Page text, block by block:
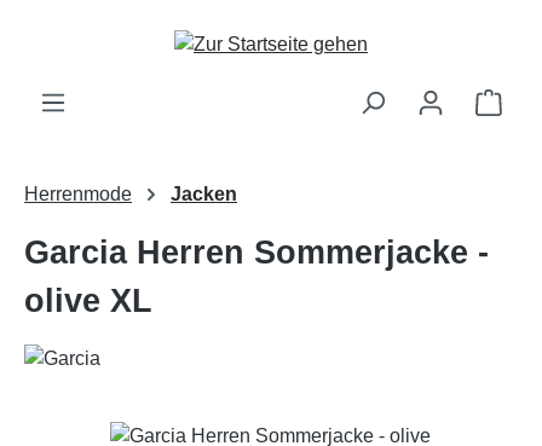
Zum Hauptinhalt springen
Herrenmode Jacken
Garcia Herren Sommerjacke -
olive XL
Bildergalerie überspringen